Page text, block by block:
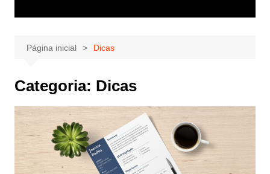
Página inicial Dicas
Categoria: Dicas